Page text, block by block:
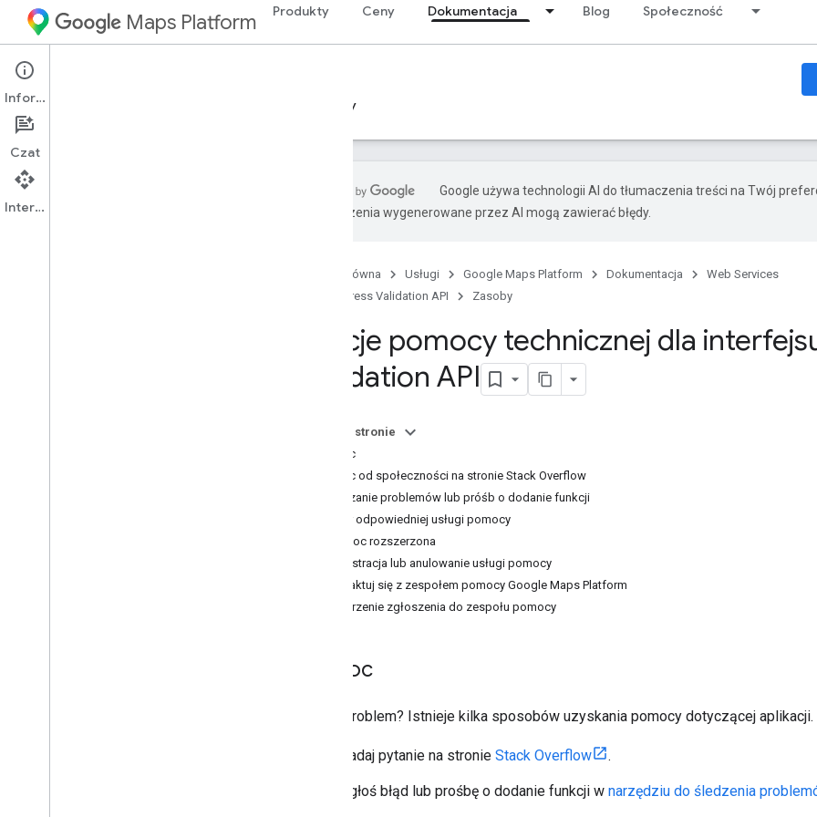
Maps Platform Produkty Ceny Dokumentacja Blog Społeczność
Web Services
Przewodniki
Zasoby
Google używa technologii AI do tłumaczenia treści na Twój
Tłumaczenia wygenerowane przez AI mogą zawierać błędy.
Strona główna Usługi Google Maps Platform Dokumentacja
Web Services
Address Validation API
Zasoby
Opcje pomocy technicznej dla
Validation API
Na tej stronie
Pomoc
Pomoc od społeczności na stronie Stack Overflow
Zgłaszanie problemów lub próśb o dodanie funkcji
Wybór odpowiedniej usługi pomocy
Pomoc rozszerzona
Rejestracja lub anulowanie usługi pomocy
Skontaktuj się z zespołem pomocy Google Maps Platform
Tworzenie zgłoszenia do zespołu pomocy
Pomoc
Masz problem? Istnieje kilka sposobów uzyskania pomocy dotyczącej aplikacji.
Zadaj pytanie na stronie Stack Overflow .
Zgłoś błąd lub prośbę o dodanie funkcji w narzędziu do śledzenia
Informacje
Czat
Interfejs API